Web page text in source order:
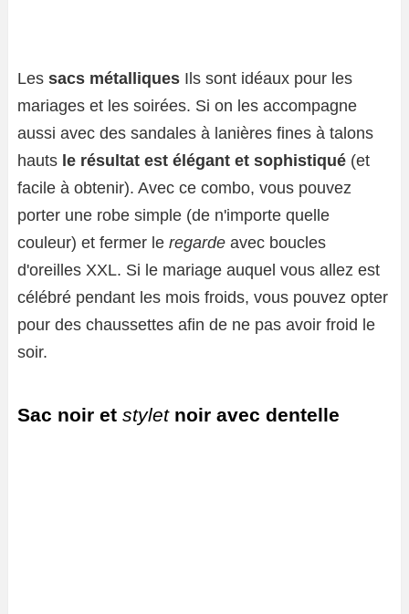
Les sacs métalliques Ils sont idéaux pour les
mariages et les soirées. Si on les accompagne
aussi avec des sandales à lanières fines à talons
hauts le résultat est élégant et sophistiqué (et
facile à obtenir). Avec ce combo, vous pouvez
porter une robe simple (de n'importe quelle
couleur) et fermer le regarde avec boucles
d'oreilles XXL. Si le mariage auquel vous allez est
célébré pendant les mois froids, vous pouvez opter
pour des chaussettes afin de ne pas avoir froid le
soir.
Sac noir et styletnoir avec dentelle